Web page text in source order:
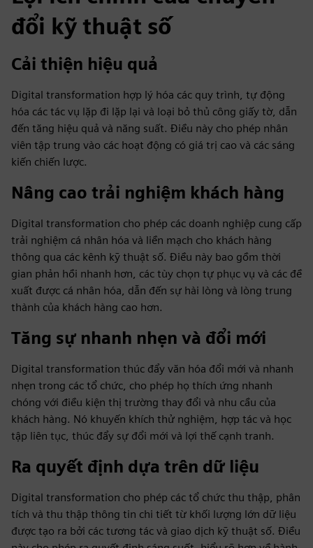
đổi kỹ thuật số
Cải thiện hiệu quả
Digital transformation hợp lý hóa các quy trình, tự động
hóa các tác vụ lặp đi lặp lại và loại bỏ thủ công giấy tờ, dẫn
đến tăng hiệu quả và năng suất. Điều này cho phép nhân
viên tập trung vào các hoạt động có giá trị cao và các sáng
kiến chiến lược.
Nâng cao trải nghiệm khách hàng
Digital transformation cho phép các doanh nghiệp cung cấp
trải nghiệm cá nhân hóa và liền mạch cho khách hàng
thông qua các kênh kỹ thuật số. Điều này bao gồm thời
gian phản hồi nhanh hơn, các tùy chọn tự phục vụ và các đề
xuất được cá nhân hóa, dẫn đến sự hài lòng và lòng trung
thành của khách hàng cao hơn.
Tăng sự nhanh nhẹn và đổi mới
Digital transformation thúc đẩy văn hóa đổi mới và nhanh
nhẹn trong các tổ chức, cho phép họ thích ứng nhanh
chóng với điều kiện thị trường thay đổi và nhu cầu của
khách hàng. Nó khuyến khích thử nghiệm, hợp tác và học
tập liên tục, thúc đẩy sự đổi mới và lợi thế cạnh tranh.
Ra quyết định dựa trên dữ liệu
Digital transformation cho phép các tổ chức thu thập, phân
tích và thu thập thông tin chi tiết từ khối lượng lớn dữ liệu
được tạo ra bởi các tương tác và giao dịch kỹ thuật số. Điều